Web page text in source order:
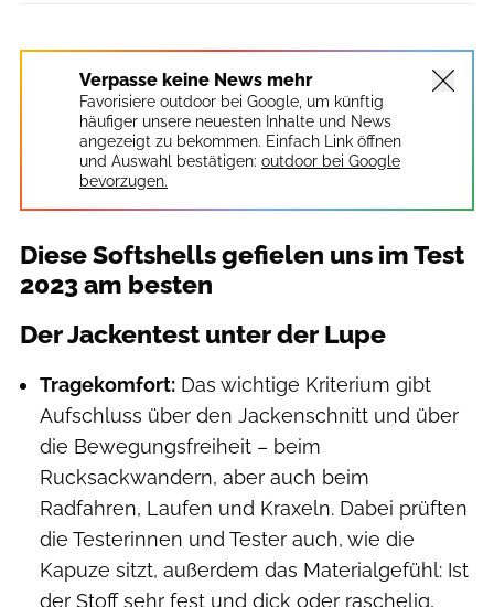
Verpasse keine News mehr
Favorisiere outdoor bei Google, um künftig
häufiger unsere neuesten Inhalte und News
angezeigt zu bekommen. Einfach Link öffnen
und Auswahl bestätigen: outdoor bei Google
bevorzugen.
Diese Softshells gefielen uns im Test
2023 am besten
Der Jackentest unter der Lupe
Tragekomfort: Das wichtige Kriterium gibt
Aufschluss über den Jackenschnitt und über
die Bewegungsfreiheit – beim
Rucksackwandern, aber auch beim
Radfahren, Laufen und Kraxeln. Dabei prüften
die Testerinnen und Tester auch, wie die
Kapuze sitzt, außerdem das Materialgefühl: Ist
der Stoff sehr fest und dick oder raschelig,